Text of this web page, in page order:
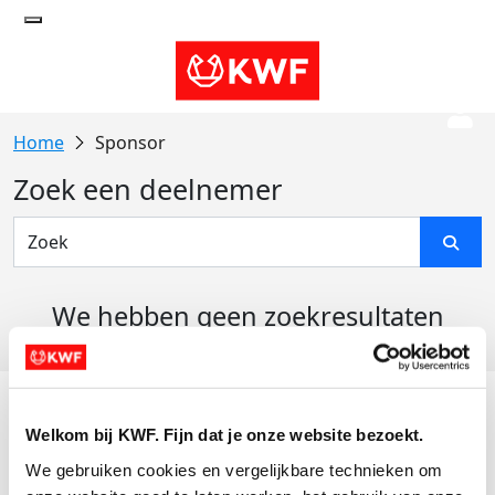
Welkom bij KWF. Fijn dat je onze website bezoekt.
We gebruiken cookies en vergelijkbare technieken om
Sponsor
Zoek een deelnemer
We hebben geen zoekresultaten
Actiematerialen
Evenementen